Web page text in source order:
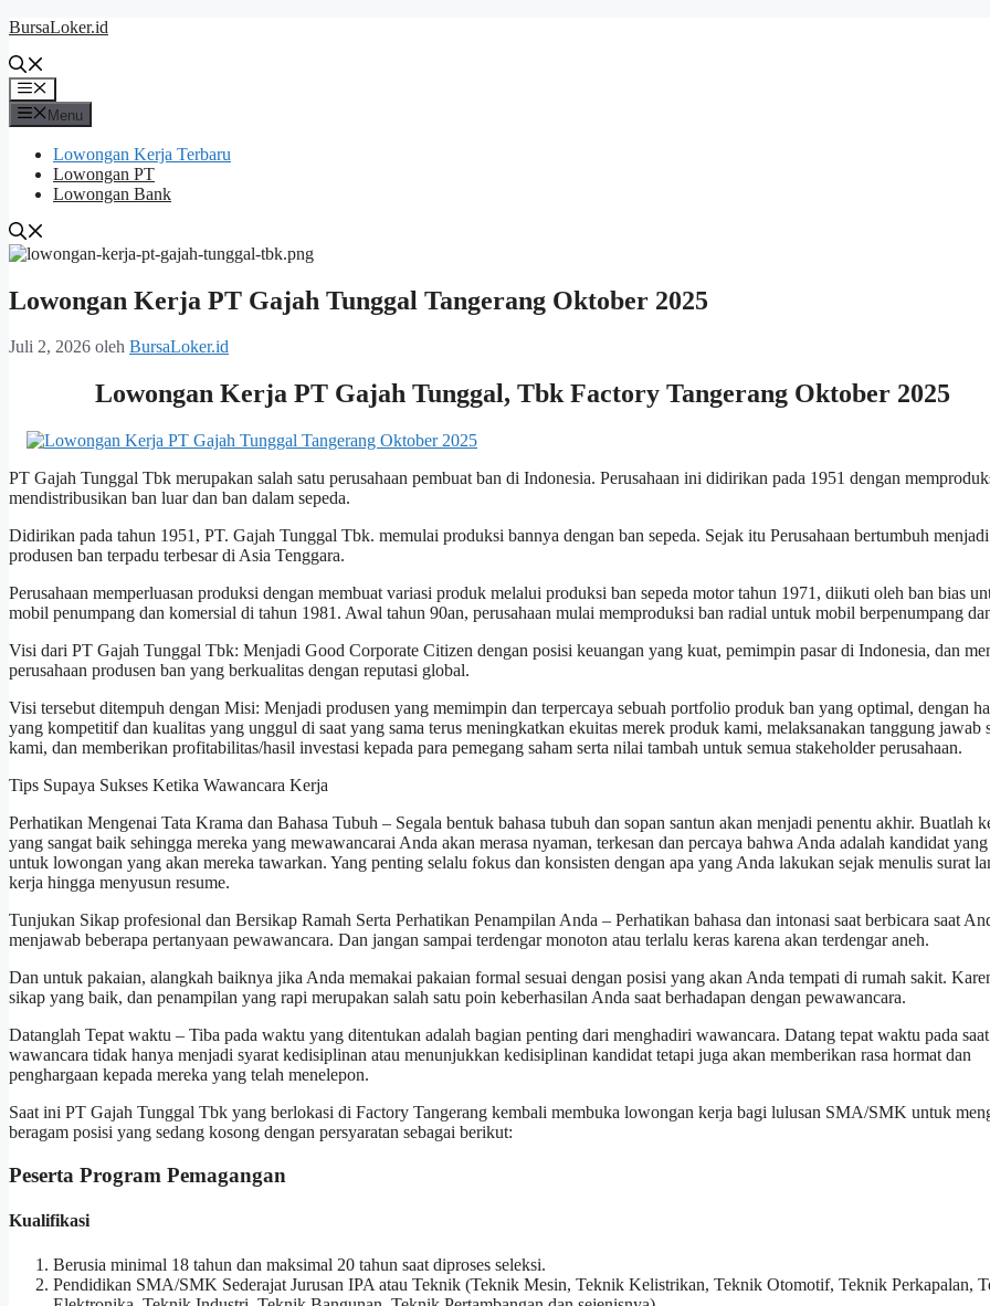
Langsung
isi
BursaLoker.id
Menu
Menu
Lowongan Kerja Terbaru
Lowongan PT
Lowongan Bank
Lowongan Kerja PT Gajah Tunggal Tangerang Oktober 2025
Juli 2, 2026 oleh BursaLoker.id
Lowongan Kerja PT Gajah Tunggal, Tbk Factory Tangerang Oktober 2025
PT Gajah Tunggal Tbk merupakan salah satu perusahaan pembuat ban di Indonesia. Perusahaan ini didirikan pada 1951 dengan
mendistribusikan ban luar dan ban dalam sepeda.
Didirikan pada tahun 1951, PT. Gajah Tunggal Tbk. memulai produksi bannya dengan ban sepeda. Sejak itu Perusahaan bertumbuh menjadi
produsen ban terpadu terbesar di Asia Tenggara.
Perusahaan memperluasan produksi dengan membuat variasi produk melalui produksi ban sepeda motor tahun 1971, diikuti oleh ban bias
mobil penumpang dan komersial di tahun 1981. Awal tahun 90an, perusahaan mulai memproduksi ban radial untuk mobil berpenumpang
Visi dari PT Gajah Tunggal Tbk: Menjadi Good Corporate Citizen dengan posisi keuangan yang kuat, pemimpin pasar di Indonesia, dan
perusahaan produsen ban yang berkualitas dengan reputasi global.
Visi tersebut ditempuh dengan Misi: Menjadi produsen yang memimpin dan terpercaya sebuah portfolio produk ban yang optimal, dengan
yang kompetitif dan kualitas yang unggul di saat yang sama terus meningkatkan ekuitas merek produk kami, melaksanakan tanggung jawab
kami, dan memberikan profitabilitas/hasil investasi kepada para pemegang saham serta nilai tambah untuk semua stakeholder perusahaan.
Tips Supaya Sukses Ketika Wawancara Kerja
Perhatikan Mengenai Tata Krama dan Bahasa Tubuh – Segala bentuk bahasa tubuh dan sopan santun akan menjadi penentu akhir. Buatlah
yang sangat baik sehingga mereka yang mewawancarai Anda akan merasa nyaman, terkesan dan percaya bahwa Anda adalah kandidat
untuk lowongan yang akan mereka tawarkan. Yang penting selalu fokus dan konsisten dengan apa yang Anda lakukan sejak menulis surat
kerja hingga menyusun resume.
Tunjukan Sikap profesional dan Bersikap Ramah Serta Perhatikan Penampilan Anda – Perhatikan bahasa dan intonasi saat berbicara saat
menjawab beberapa pertanyaan pewawancara. Dan jangan sampai terdengar monoton atau terlalu keras karena akan terdengar aneh.
Dan untuk pakaian, alangkah baiknya jika Anda memakai pakaian formal sesuai dengan posisi yang akan Anda tempati di rumah sakit.
sikap yang baik, dan penampilan yang rapi merupakan salah satu poin keberhasilan Anda saat berhadapan dengan pewawancara.
Datanglah Tepat waktu – Tiba pada waktu yang ditentukan adalah bagian penting dari menghadiri wawancara. Datang tepat waktu pada saat
wawancara tidak hanya menjadi syarat kedisiplinan atau menunjukkan kedisiplinan kandidat tetapi juga akan memberikan rasa hormat dan
penghargaan kepada mereka yang telah menelepon.
Saat ini PT Gajah Tunggal Tbk yang berlokasi di Factory Tangerang kembali membuka lowongan kerja bagi lulusan SMA/SMK untuk
beragam posisi yang sedang kosong dengan persyaratan sebagai berikut:
Peserta Program Pemagangan
Kualifikasi
Berusia minimal 18 tahun dan maksimal 20 tahun saat diproses seleksi.
Pendidikan SMA/SMK Sederajat Jurusan IPA atau Teknik (Teknik Mesin, Teknik Kelistrikan, Teknik Otomotif, Teknik Perkapalan,